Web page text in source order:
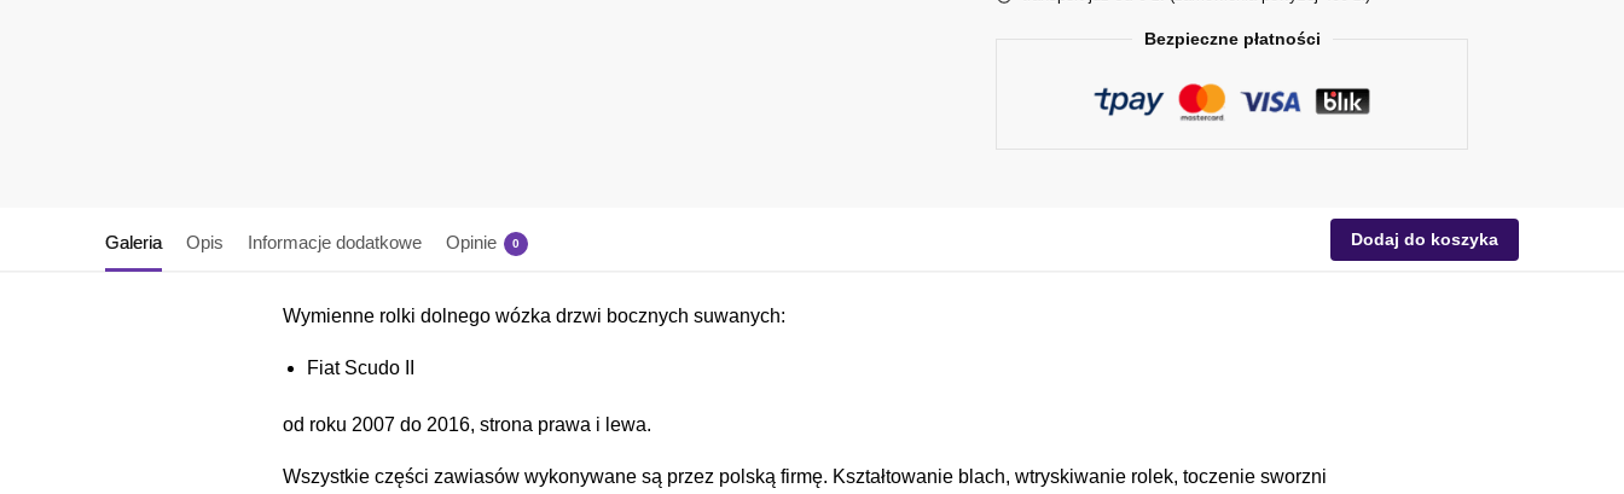
Bezpieczne płatności
Galeria Opis Informacje dodatkowe Opinie 0 Dodaj do koszyka
Wymienne rolki dolnego wózka drzwi bocznych suwanych:
Fiat Scudo II
od roku 2007 do 2016, strona prawa i lewa.
Wszystkie części zawiasów wykonywane są przez polską firmę. Kształtowanie blach, wtryskiwanie rolek, toczenie sworzni